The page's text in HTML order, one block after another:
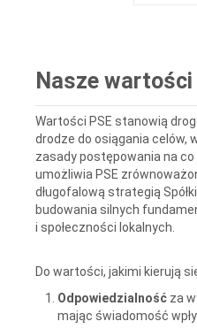
Nasze wartości
Wartości PSE stanowią
drodze do osiągania celów,
zasady postępowania na
umożliwia PSE
długofalową strategią
budowania silnych
i społeczności lokalnych.
Do wartości, jakimi kierują
Odpowiedzialność za
mając świadomość